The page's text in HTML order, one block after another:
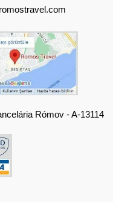
Rómov - A-13114